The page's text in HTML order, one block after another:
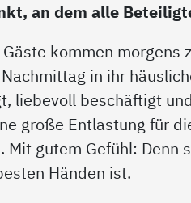
an dem alle
kommen morgens
in ihr
liebevoll beschäftigt
große Entlastung für
Mit gutem Gefühl:
Händen ist.